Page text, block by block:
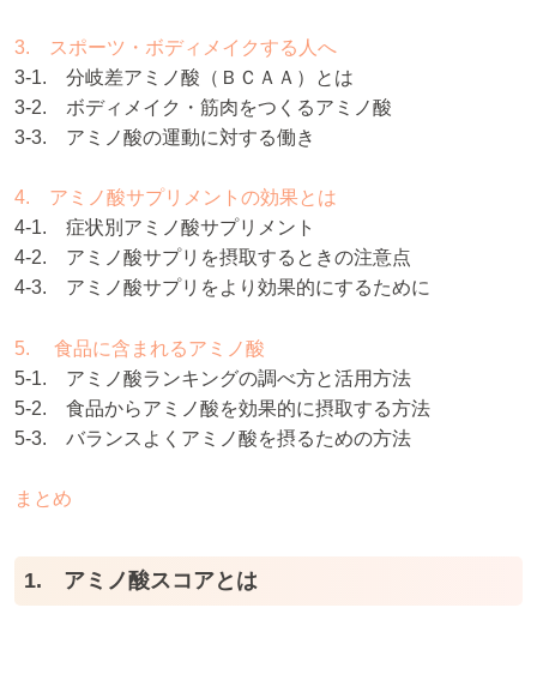
3. スポーツ・ボディメイクする人へ
3-1. 分岐差アミノ酸（ＢＣＡＡ）とは
3-2. ボディメイク・筋肉をつくるアミノ酸
3-3. アミノ酸の運動に対する働き
4. アミノ酸サプリメントの効果とは
4-1. 症状別アミノ酸サプリメント
4-2. アミノ酸サプリを摂取するときの注意点
4-3. アミノ酸サプリをより効果的にするために
5. 食品に含まれるアミノ酸
5-1. アミノ酸ランキングの調べ方と活用方法
5-2. 食品からアミノ酸を効果的に摂取する方法
5-3. バランスよくアミノ酸を摂るための方法
まとめ
1. アミノ酸スコアとは